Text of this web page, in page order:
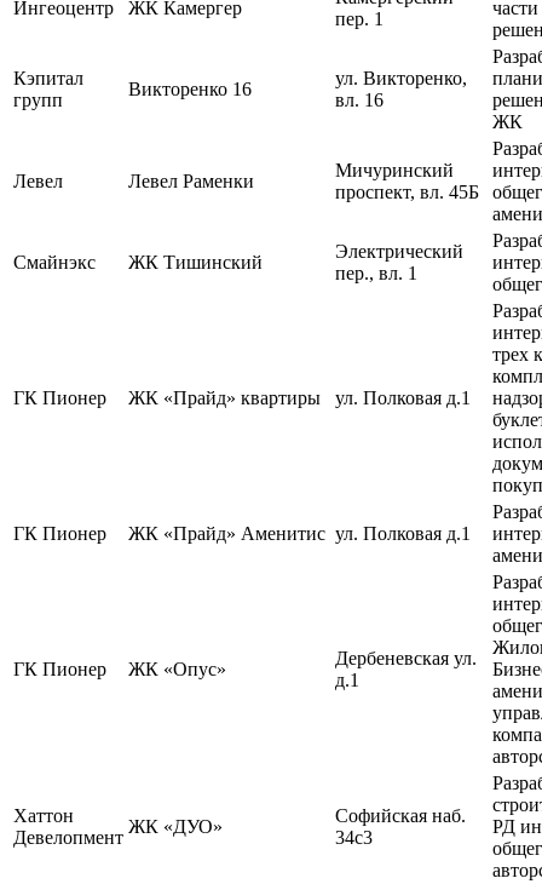
Ингеоцентр ЖК Камергер
пер. 1
Кэпитал
групп
Викторенко 16
ул. Викторенко,
вл. 16
ЖК
Левел Левел Раменки
Мичуринский
проспект, вл. 45Б
Смайнэкс ЖК Тишинский
Электрический
пер., вл. 1
ГК Пионер ЖК «Прайд» квартиры ул. Полковая д.1
трех
ГК Пионер ЖК «Прайд» Аменитис ул. Полковая д.1
ГК Пионер ЖК «Опус»
Дербеневская ул.
д.1
Хаттон
Девелопмент
ЖК «ДУО»
Софийская наб.
34с3
РД